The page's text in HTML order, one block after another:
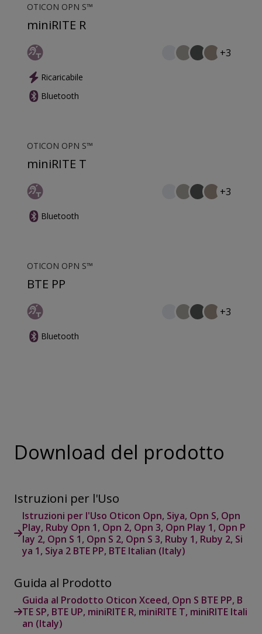
OTICON OPN S™
miniRITE R
+3
Ricaricabile
Bluetooth
OTICON OPN S™
miniRITE T
+3
Bluetooth
OTICON OPN S™
BTE PP
+3
Bluetooth
Download del prodotto
Istruzioni per l'Uso
Istruzioni per l'Uso Oticon Opn, Siya, Opn S, Opn
Play, Ruby Opn 1, Opn 2, Opn 3, Opn Play 1, Opn P
lay 2, Opn S 1, Opn S 2, Opn S 3, Ruby 1, Ruby 2, Si
ya 1, Siya 2 BTE PP, BTE Italian (Italy)
Guida al Prodotto
Guida al Prodotto Oticon Xceed, Opn S BTE PP, B
TE SP, BTE UP, miniRITE R, miniRITE T, miniRITE Itali
an (Italy)